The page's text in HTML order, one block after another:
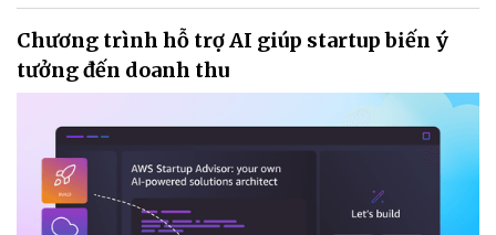
Chương trình hỗ trợ AI giúp startup biến ý
tưởng đến doanh thu